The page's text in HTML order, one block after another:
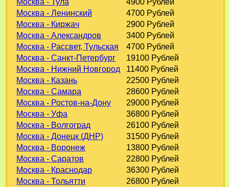
Москва - Ленинский
4700 Рублей
Москва - Киржач
2900 Рублей
Москва - Александров
3400 Рублей
Москва - Рассвет, Тульская
4700 Рублей
Москва - Санкт-Петербург
19100 Рублей
Москва - Нижний Новгород
11400 Рублей
Москва - Казань
22500 Рублей
Москва - Самара
28600 Рублей
Москва - Ростов-на-Дону
29000 Рублей
Москва - Уфа
36800 Рублей
Москва - Волгоград
26100 Рублей
Москва - Донецк (ДНР)
31500 Рублей
Москва - Воронеж
13800 Рублей
Москва - Саратов
22800 Рублей
Москва - Краснодар
36300 Рублей
Москва - Тольятти
26800 Рублей